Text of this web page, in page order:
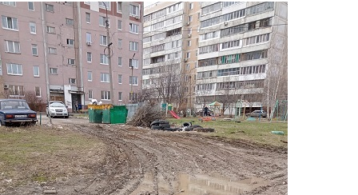
foto2.jpg